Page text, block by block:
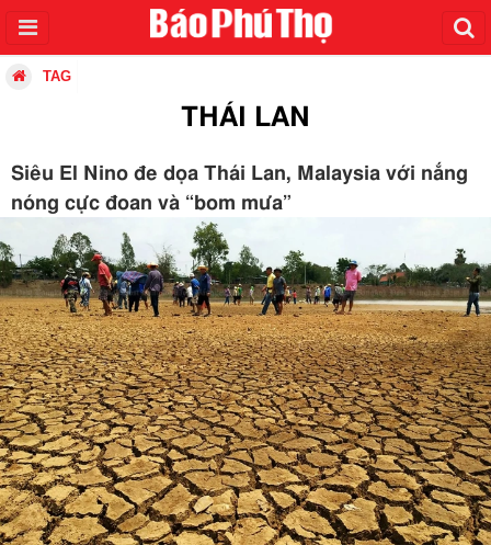
TAG
THÁI LAN
Siêu El Nino đe dọa Thái Lan, Malaysia với nắng
nóng cực đoan và “bom mưa”